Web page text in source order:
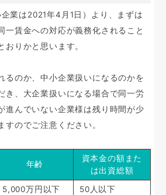
業は2021年4月1日）より、まずは
一賃金への対応が義務化されること
おりかと思います。
るのか、中小企業扱いになるのかを
き、大企業扱いになる場合で同一労
進んでいない企業様は残り時間が少
すのでご注意ください。
年齢
資本金の額また
は出資総額
5,000万円以下
50人以下